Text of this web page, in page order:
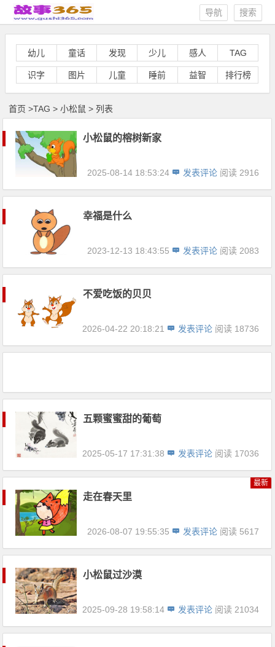
搜索
导航
幼儿 童话 发现 少儿 感人 TAG
识字 图片 儿童 睡前 益智 排行榜
首页 >TAG >小松鼠 > 列表
小松鼠的榕树新家
2025-08-14 18:53:24 发表评论 阅读 2916
幸福是什么
2023-12-13 18:43:55 发表评论 阅读 2083
不爱吃饭的贝贝
2026-04-22 20:18:21 发表评论 阅读 18736
五颗蜜蜜甜的葡萄
2025-05-17 17:31:38 发表评论 阅读 17036
走在春天里
最新
2026-08-07 19:55:35 发表评论 阅读 5617
小松鼠过沙漠
2025-09-28 19:58:14 发表评论 阅读 21034